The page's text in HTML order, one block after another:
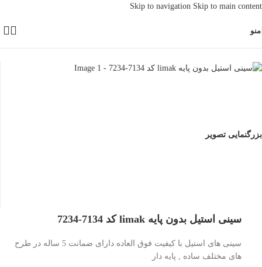
Skip to navigation Skip to main content
منو
بزرگنمایی تصویر
سینی استیل بدون پایه limak کد 7134-7234
سینی های استیل با کیفیت فوق العاده دارای ضمانت 5 ساله در طرح
های مختلف ساده , پایه دار